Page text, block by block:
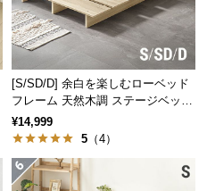
[S/SD/D] 余白を楽しむローベッド
フレーム 天然木調 ステージベッド
ロボット掃除機対応
¥14,999
5 （4）